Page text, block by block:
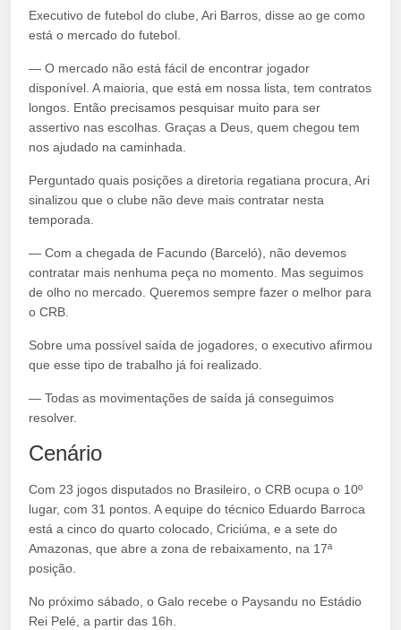
Executivo de futebol do clube, Ari Barros, disse ao ge como
está o mercado do futebol.
— O mercado não está fácil de encontrar jogador
disponível. A maioria, que está em nossa lista, tem contratos
longos. Então precisamos pesquisar muito para ser
assertivo nas escolhas. Graças a Deus, quem chegou tem
nos ajudado na caminhada.
Perguntado quais posições a diretoria regatiana procura, Ari
sinalizou que o clube não deve mais contratar nesta
temporada.
— Com a chegada de Facundo (Barceló), não devemos
contratar mais nenhuma peça no momento. Mas seguimos
de olho no mercado. Queremos sempre fazer o melhor para
o CRB.
Sobre uma possível saída de jogadores, o executivo afirmou
que esse tipo de trabalho já foi realizado.
— Todas as movimentações de saída já conseguimos
resolver.
Cenário
Com 23 jogos disputados no Brasileiro, o CRB ocupa o 10º
lugar, com 31 pontos. A equipe do técnico Eduardo Barroca
está a cinco do quarto colocado, Criciúma, e a sete do
Amazonas, que abre a zona de rebaixamento, na 17ª
posição.
No próximo sábado, o Galo recebe o Paysandu no Estádio
Rei Pelé, a partir das 16h.